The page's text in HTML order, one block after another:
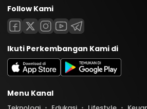
Follow Kami
Ikuti Perkembangan Kami di
Menu Kanal